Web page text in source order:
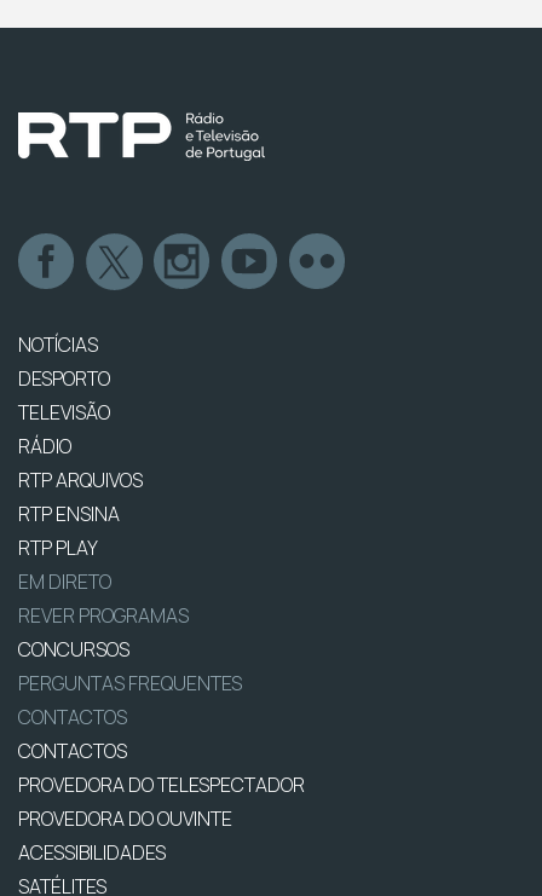
NOTÍCIAS
DESPORTO
TELEVISÃO
RÁDIO
RTP ARQUIVOS
RTP ENSINA
RTP PLAY
EM DIRETO
REVER PROGRAMAS
CONCURSOS
PERGUNTAS FREQUENTES
CONTACTOS
CONTACTOS
PROVEDORA DO TELESPECTADOR
PROVEDORA DO OUVINTE
ACESSIBILIDADES
SATÉLITES